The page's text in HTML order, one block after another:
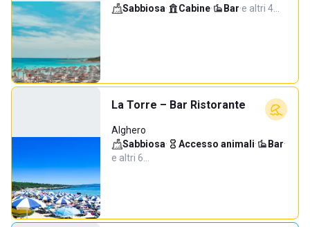
Sabbiosa· Cabine· Bar·e altri 4…
La Torre – Bar Ristorante
Alghero
Sabbiosa· Accesso animali· Bar·
e altri 6…